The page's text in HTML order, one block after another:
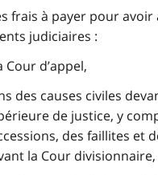
frais à payer pour avoir
judiciaires :
Cour d’appel,
des causes civiles
de justice, y
des faillites et
la Cour divisionnaire,